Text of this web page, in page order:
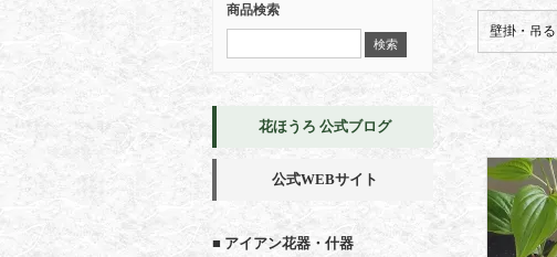
壁掛・吊
商品検索
花ほうろ 公式ブログ
公式WEBサイト
■ アイアン花器・什器